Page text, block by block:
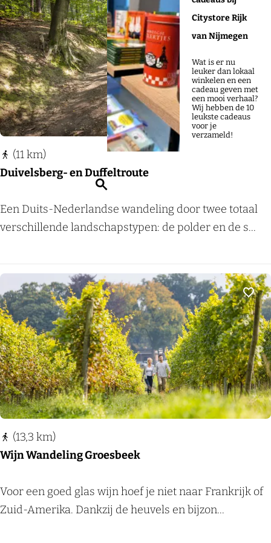
Citystore Rijk
van Nijmegen
Wat is er nu
leuker dan lokaal
winkelen en een
cadeau geven met
een mooi verhaal?
Wij hebben de 10
leukste cadeaus
voor je
verzameld!
n
r
l
i
j
k
h
e
i
d
B
a
t
n
b
g
O
o
p
o
l
d
e
r
e
w
a
k
j
e
r
o
p
:
t
e
e
r
o
p
:
Duivelsberg- en Duffeltroute
D
u
l
s
b
e
r
g
-
n
D
f
(11 km)
Een Duits-Nederlandse wandeling door twee totaal
verschillende landschapstypen: de polder en de s...
Wijn Wandeling Groesbeek
W
i
(13,3 km)
Voor een goed glas wijn hoef je niet naar Frankrijk of
Zuid-Amerika. Dankzij de heuvels en bijzon...